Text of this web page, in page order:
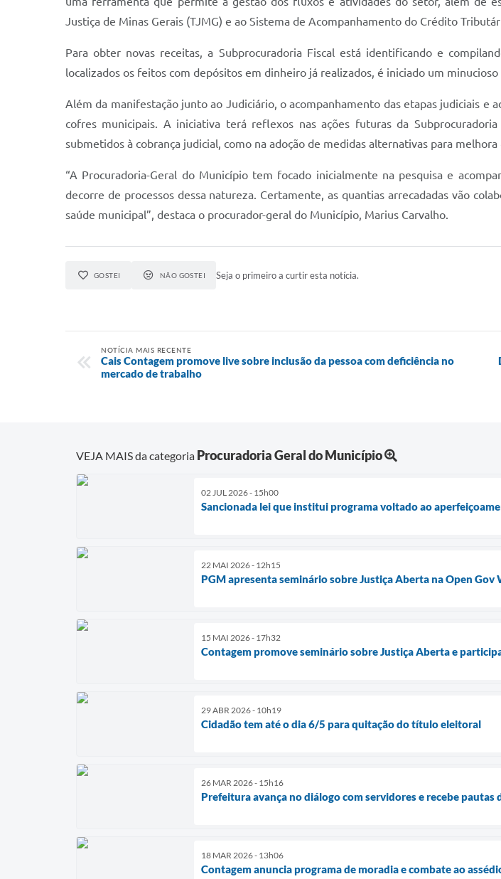
Justiça de Minas Gerais (TJMG) e ao Sistema de Acompanhamento do Crédito
Para obter novas receitas, a Subprocuradoria Fiscal está identificando e
localizados os feitos com depósitos em dinheiro já realizados, é iniciado um
Além da manifestação junto ao Judiciário, o acompanhamento das etapas judiciais
cofres municipais. A iniciativa terá reflexos nas ações futuras da
submetidos à cobrança judicial, como na adoção de medidas alternativas para
“A Procuradoria-Geral do Município tem focado inicialmente na pesquisa e
decorre de processos dessa natureza. Certamente, as quantias arrecadadas vão
saúde municipal”, destaca o procurador-geral do Município, Marius Carvalho.
GOSTEI NÃO GOSTEI Seja o primeiro a curtir esta notícia.
NOTÍCIA MAIS RECENTE
Cais Contagem promove live sobre inclusão da pessoa com deficiência no
mercado de trabalho
VEJA MAIS da categoria Procuradoria Geral do Município
02 JUL 2026 - 15h00
Sancionada lei que institui programa voltado ao
22 MAI 2026 - 12h15
PGM apresenta seminário sobre Justiça Aberta na Open Gov
15 MAI 2026 - 17h32
Contagem promove seminário sobre Justiça Aberta e
29 ABR 2026 - 10h19
Cidadão tem até o dia 6/5 para quitação do título eleitoral
26 MAR 2026 - 15h16
Prefeitura avança no diálogo com servidores e recebe pautas
18 MAR 2026 - 13h06
Contagem anuncia programa de moradia e combate ao